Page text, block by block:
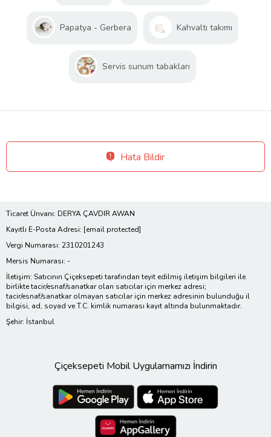
Papatya - Gerbera Kahvaltı takımı
Servis sunum tabakları
Hata Bildir
Ticaret Ünvanı: DERYA ÇAVDIR AWAN
Kayıtlı E-Posta Adresi: [email protected]
Vergi Numarası: 2310201243
Mersis Numarası: -
İletişim: Satıcının Çiçeksepeti tarafından teyit edilmiş iletişim bilgileri ile
birlikte tacir/esnaf/sanatkar olan satıcılar için merkez adresi;
tacir/esnaf/sanatkar olmayan satıcılar için merkez adresinin bulunduğu il
bilgisi, ad, soyad ve T.C. kimlik numarası kayıt altında bulunmaktadır.
Şehir: İstanbul
Çiçeksepeti Mobil Uygulamamızı İndirin